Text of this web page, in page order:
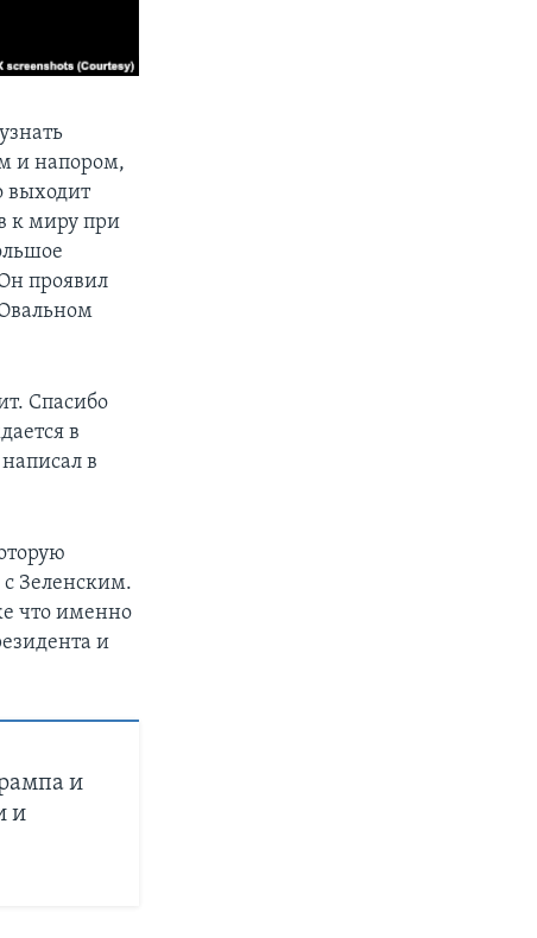
и напором,
выходит
к миру при
проявил
Спасибо
в
в
Зеленским.
что именно
и
и
и